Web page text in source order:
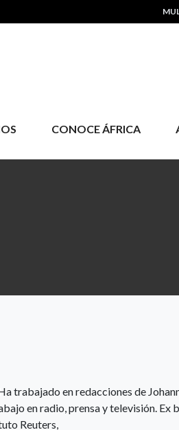
CONOCE ÁFRICA
trabajado en redacciones de
en radio, prensa y televisión. Ex
Reuters,